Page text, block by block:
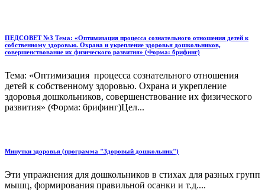
ПЕДСОВЕТ №3 Тема: «Оптимизация процесса сознательного отношения детей к
собственному здоровью. Охрана и укрепление здоровья дошкольников,
совершенствование их физического развития» (Форма: брифинг)
Тема: «Оптимизация процесса сознательного отношения
детей к собственному здоровью. Охрана и укрепление
здоровья дошкольников, совершенствование их физического
развития» (Форма: брифинг)Цел...
Минутки здоровья (программа "Здоровый дошкольник")
Эти упражнения для дошкольников в стихах для разных групп
мышц, формирования правильной осанки и т.д....